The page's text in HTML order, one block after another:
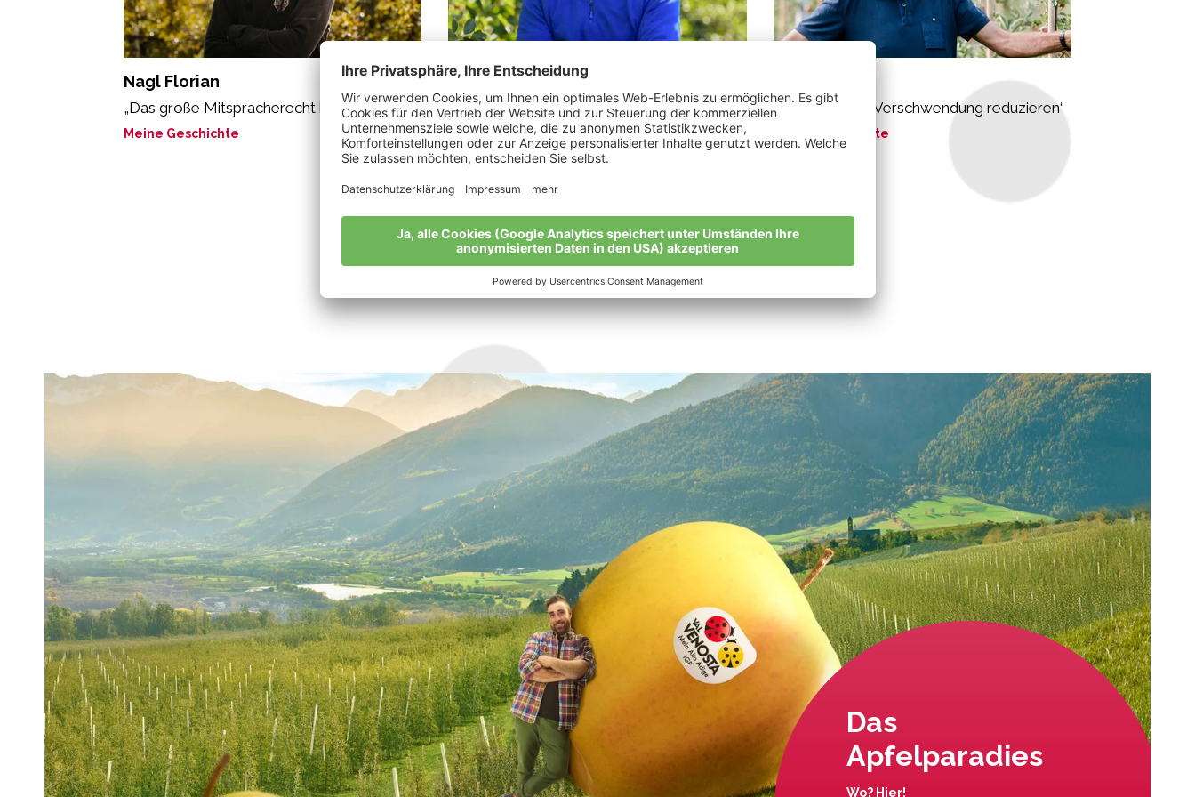
Nagl Florian
„Das große Mitspracherecht hat die Natur.“
Meine Geschichte
LesinaDebiasi Martin
„Von Gutem kommt Gutes: Bio ist eine
ganzheitliche Philosophie.“
Meine Geschichte
„Durch Bio die Verschwendung reduzieren“
Meine Geschichte
Alle Bio-Bauern im Überblick
Das
Apfelparadies
Wo? Hier!